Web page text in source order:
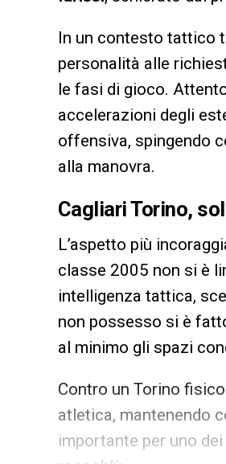
In un contesto tattico
personalità alle
le fasi di gioco.
accelerazioni degli
offensiva, spingendo
alla manovra.
Cagliari Torino,
L’aspetto più
classe 2005 non si è
intelligenza tattica,
non possesso si è
al minimo gli spazi
Contro un Torino
atletica, mantenendo
importante per uno